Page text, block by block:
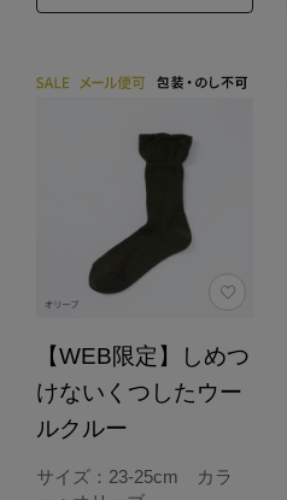
【WEB限定】しめつ
けないくつしたウー
ルクルー
サイズ：23-25cm カラ